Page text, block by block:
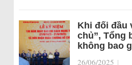
Khi đối đầu
chủ”, Tổng
không bao
26/06/2025 |